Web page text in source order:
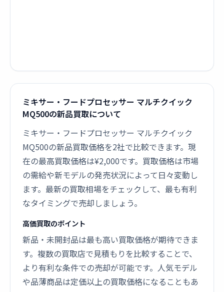
ミキサー・フードプロセッサー マルチクイック
MQ500の新品買取について
ミキサー・フードプロセッサー マルチクイック
MQ500の新品買取価格を2社で比較できます。現
在の最高買取価格は¥2,000です。買取価格は市場
の需給や新モデルの発売状況によって日々変動し
ます。最新の買取相場をチェックして、最も有利
なタイミングで売却しましょう。
高価買取のポイント
新品・未開封品は最も高い買取価格が期待できま
す。複数の買取店で見積もりを比較することで、
より有利な条件での売却が可能です。人気モデル
や品薄商品は定価以上の買取価格になることもあ